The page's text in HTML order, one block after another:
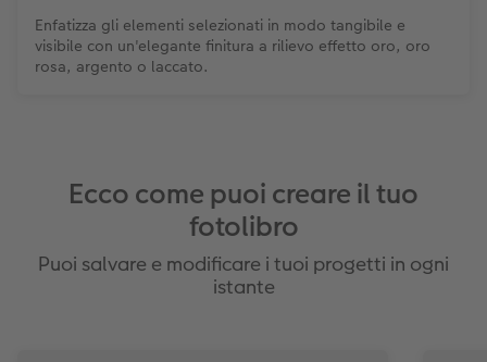
Enfatizza gli elementi selezionati in modo tangibile e
visibile con un'elegante finitura a rilievo effetto oro, oro
rosa, argento o laccato.
Ecco come puoi creare il tuo
fotolibro
Puoi salvare e modificare i tuoi progetti in ogni
istante